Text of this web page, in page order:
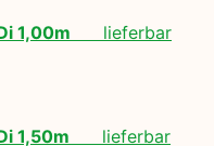
1,00m lieferbar
1,50m lieferbar